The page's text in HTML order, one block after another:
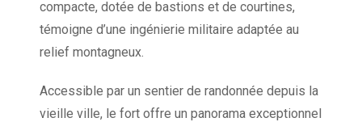
compacte, dotée de bastions et de courtines,
témoigne d’une ingénierie militaire adaptée au
relief montagneux.
Accessible par un sentier de randonnée depuis la
vieille ville, le fort offre un panorama exceptionnel